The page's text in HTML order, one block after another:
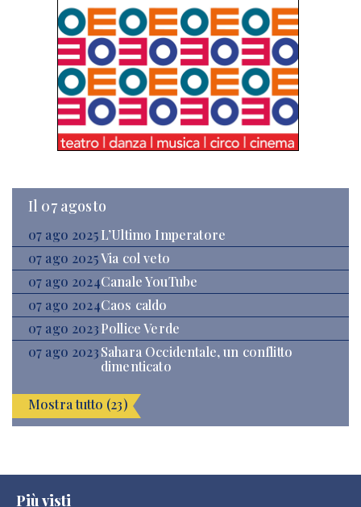
Il 07 agosto
07 ago 2025 L’Ultimo Imperatore
07 ago 2025Via col veto
07 ago 2024Canale YouTube
07 ago 2024Caos caldo
07 ago 2023Pollice Verde
07 ago 2023Sahara Occidentale, un conflitto
dimenticato
Mostra tutto (23)
Più visti